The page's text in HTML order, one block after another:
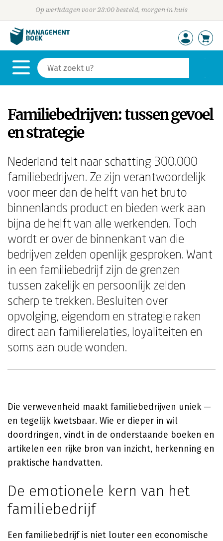
Op werkdagen voor 23:00 besteld, morgen in huis
Familiebedrijven: tussen gevoel
en strategie
Nederland telt naar schatting 300.000
familiebedrijven. Ze zijn verantwoordelijk
voor meer dan de helft van het bruto
binnenlands product en bieden werk aan
bijna de helft van alle werkenden. Toch
wordt er over de binnenkant van die
bedrijven zelden openlijk gesproken. Want
in een familiebedrijf zijn de grenzen
tussen zakelijk en persoonlijk zelden
scherp te trekken. Besluiten over
opvolging, eigendom en strategie raken
direct aan familierelaties, loyaliteiten en
soms aan oude wonden.
Die verwevenheid maakt familiebedrijven uniek —
en tegelijk kwetsbaar. Wie er dieper in wil
doordringen, vindt in de onderstaande boeken en
artikelen een rijke bron van inzicht, herkenning en
praktische handvatten.
De emotionele kern van het
familiebedrijf
Een familiebedrijf is niet louter een economische